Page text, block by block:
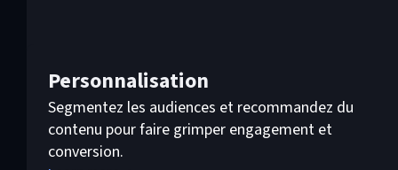
Personnalisation
Segmentez les audiences et recommandez du
contenu pour faire grimper engagement et
conversion.